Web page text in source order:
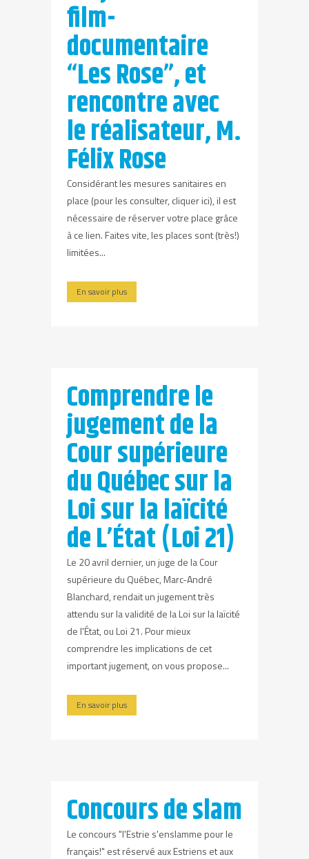
film-
documentaire
“Les Rose”, et
rencontre avec
le réalisateur, M.
Félix Rose
Considérant les mesures sanitaires en
place (pour les consulter, cliquer ici), il est
nécessaire de réserver votre place grâce
à ce lien. Faites vite, les places sont (très!)
limitées...
En savoir plus
Comprendre le
jugement de la
Cour supérieure
du Québec sur la
Loi sur la laïcité
de L’État (Loi 21)
Le 20 avril dernier, un juge de la Cour
supérieure du Québec, Marc-André
Blanchard, rendait un jugement très
attendu sur la validité de la Loi sur la laïcité
de l'État, ou Loi 21. Pour mieux
comprendre les implications de cet
important jugement, on vous propose...
En savoir plus
Concours de slam
Le concours "l'Estrie s'enslamme pour le
français!" est réservé aux Estriens et aux